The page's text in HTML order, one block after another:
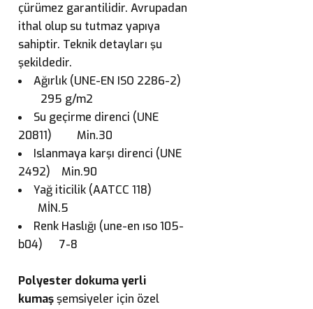
çürümez garantilidir. Avrupadan
ithal olup su tutmaz yapıya
sahiptir. Teknik detayları şu
şekildedir.
Ağırlık (UNE-EN ISO 2286-2)
295 g/m2
Su geçirme direnci (UNE
20811) Min.30
Islanmaya karşı direnci (UNE
2492) Min.90
Yağ iticilik (AATCC 118)
MİN.5
Renk Haslığı (une-en ıso 105-
b04) 7-8
Polyester dokuma yerli
kumaşşemsiyeler için özel